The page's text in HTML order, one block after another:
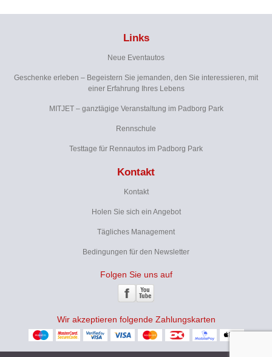
Links
Neue Eventautos
Geschenke erleben – Begeistern Sie jemanden, den Sie interessieren, mit
einer Erfahrung Ihres Lebens
MITJET – ganztägige Veranstaltung im Padborg Park
Rennschule
Testtage für Rennautos im Padborg Park
Kontakt
Kontakt
Holen Sie sich ein Angebot
Tägliches Management
Bedingungen für den Newsletter
Folgen Sie uns auf
Wir akzeptieren folgende Zahlungskarten